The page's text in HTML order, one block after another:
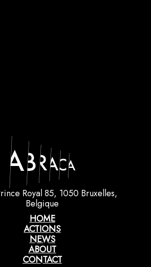
Royal 85, 1050 Bruxelles,
Belgique
HOME
ACTIONS
NEWS
ABOUT
CONTACT